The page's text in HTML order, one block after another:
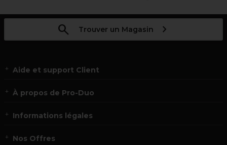
Trouver un Magasin
Aide et support Client
À propos de Pro-Duo
Informations légales
Nos Offres